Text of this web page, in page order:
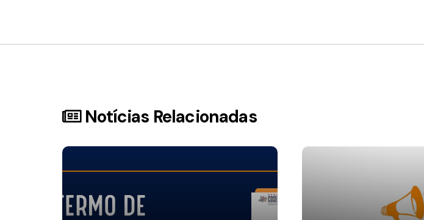
Notícias Relacionadas